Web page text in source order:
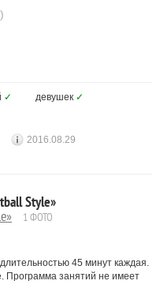
✓ девушек ✓
2016.08.29
Style»
1 ФОТО
45 минут каждая.
Программа занятий не имеет